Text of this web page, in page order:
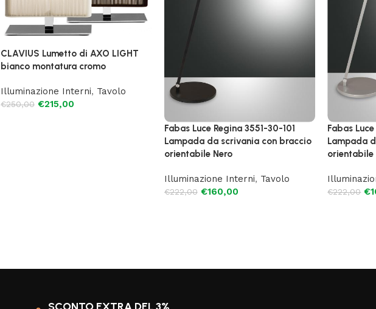
CLAVIUS Lumetto di AXO LIGHT
bianco montatura cromo
Illuminazione Interni, Tavolo
€250,00 €215,00
Fabas Luce Regina 3551-30-101
Lampada da scrivania con braccio
orientabile Nero
Illuminazione Interni, Tavolo
€222,00 €160,00
Fabas
Lampada
€222,00 €
SCONTO EXTRA DEL 3%